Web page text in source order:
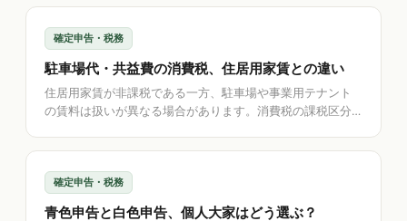
確定申告・税務
駐車場代・共益費の消費税、住居用家賃との違い
住居用家賃が非課税である一方、駐車場や事業用テナント
の賃料は扱いが異なる場合があります。消費税の課税区分
確定申告・税務
青色申告と白色申告、個人大家はどう選ぶ？